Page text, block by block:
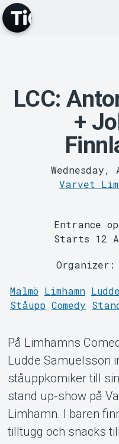
LCC:
+
Varvet
Entrance
Starts 12
Organizer:
Malmö Limhamn Ludde
Ståupp Comedy
På Limhamns
Ludde Samuelsson
ståuppkomiker till
stand up-show på
Limhamn. I baren
tilltugg och snacks